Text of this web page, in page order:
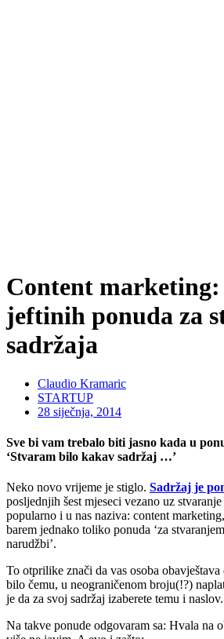
Content
jeftinih ponuda za
sadržaja
Claudio Kramaric
STARTUP
28 siječnja, 2014
Sve bi vam trebalo biti jasno kada u
‘Stvaram bilo kakav sadržaj …’
Neko novo vrijeme je stiglo. Sadržaj je
posljednjih šest mjeseci vezano uz
popularno i u nas naziva: content
barem jednako toliko ponuda ‘za
narudžbi’.
To otprilike znači da vas osoba obavještava
bilo čemu, u neograničenom broju(!?)
je da za svoj sadržaj izaberete temu i naslov.
Na takve ponude odgovaram sa: Hvala na